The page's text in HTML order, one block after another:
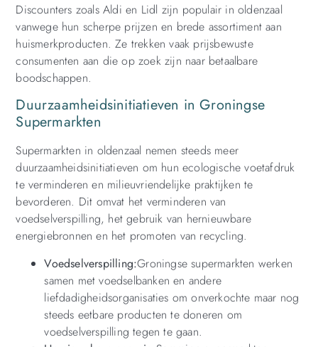
Discounters zoals Aldi en Lidl zijn populair in oldenzaal
vanwege hun scherpe prijzen en brede assortiment aan
huismerkproducten. Ze trekken vaak prijsbewuste
consumenten aan die op zoek zijn naar betaalbare
boodschappen.
Duurzaamheidsinitiatieven in Groningse
Supermarkten
Supermarkten in oldenzaal nemen steeds meer
duurzaamheidsinitiatieven om hun ecologische voetafdruk
te verminderen en milieuvriendelijke praktijken te
bevorderen. Dit omvat het verminderen van
voedselverspilling, het gebruik van hernieuwbare
energiebronnen en het promoten van recycling.
Voedselverspilling:Groningse supermarkten werken
samen met voedselbanken en andere
liefdadigheidsorganisaties om onverkochte maar nog
steeds eetbare producten te doneren om
voedselverspilling tegen te gaan.